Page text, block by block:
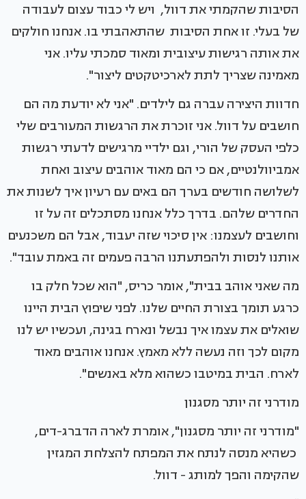
הסיבות שהקמתי את דוול, ויש לי כבוד עצום לעבודה
של בעלי. זו אחת הסיבות שהתאהבתי בו. אנחנו חולקים
את אותה רגישות עיצובית ומאוד סמכתי עליו. אני
מאמינה שצריך לתת לארכיטקטים ליצור".
חדוות היצירה עברה גם לילדים. "אני לא יודעת מה הם
חושבים על דוול. אני זוכרת את הרגשות המעורבים שלי
כלפי העסק של הורי, וגם ילדיי מרגישים לדעתי רגשות
אמביוולנטיים, אם כי הם מאוד אוהבים עיצוב ואחת
לשלושה חודשים בערך הם באים עם רעיון איך לשנות את
החדרים שלהם. בדרך כלל אנחנו מסתכלים זה על זו
וחושבים לעצמנו: אין סיכוי שזה יעבוד, אבל הם משכנעים
אותנו לנסות ולהפתעתנו הרבה פעמים זה באמת עובד".
מה שאני אוהב בבית", אומר כריס, "הוא שכל חלק בו
כרגע תומך בצורת החיים שלנו. לפני שיפוץ הבית היינו
שואלים את עצמו איך נבשל ונארח בגינה, ועכשיו יש לנו
מקום לכך וזה נעשה ללא מאמץ. אנחנו אוהבים מאוד
לארח. הבית במיטבו כשהוא מלא באנשים".
מודרני זה יותר מסגנון
"מודרני זה יותר מסגנון", אומרת לארה הדברג-דים,
כשהיא מנסה לנתח את המפתח להצלחת המגזין
שהקימה והפך למותג - דוול.